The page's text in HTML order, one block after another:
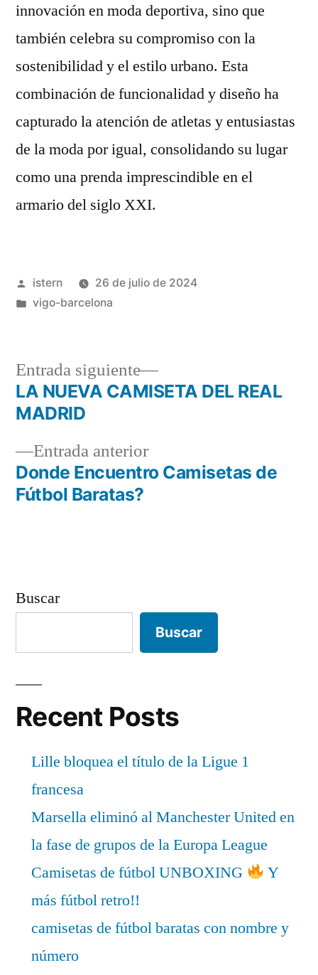
innovación en moda deportiva, sino que
también celebra su compromiso con la
sostenibilidad y el estilo urbano. Esta
combinación de funcionalidad y diseño ha
capturado la atención de atletas y entusiastas
de la moda por igual, consolidando su lugar
como una prenda imprescindible en el
armario del siglo XXI.
Publicado
por
istern
26 de julio de 2024
Publicado
vigo-barcelona
Navegación
entradas
Entrada anteriorEntrada
anterior:
Donde Encuentro Camisetas de
Fútbol Baratas?
Entrada siguiente
Entrada
siguiente:
LA NUEVA CAMISETA DEL REAL
MADRID
Buscar
Buscar
Recent Posts
Lille bloquea el título de la Ligue 1
francesa
Marsella eliminó al Manchester United en
la fase de grupos de la Europa League
Camisetas de fútbol UNBOXING
Y
más fútbol retro!!
camisetas de fútbol baratas con nombre y
número